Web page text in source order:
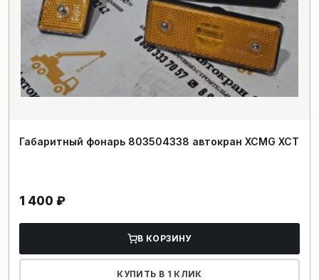
Габаритный фонарь 803504338 автокран XCMG XCT
1 400 ₽
В КОРЗИНУ
КУПИТЬ В 1 КЛИК